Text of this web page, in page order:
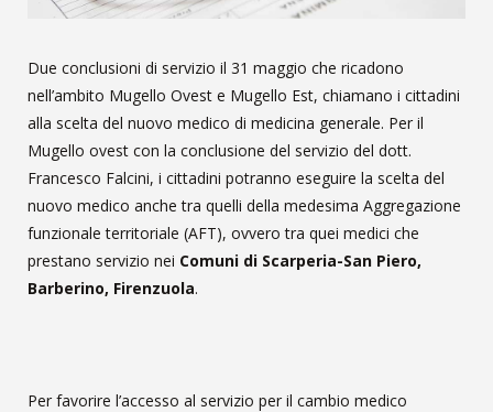
Due conclusioni di servizio il 31 maggio che ricadono
nell’ambito Mugello Ovest e Mugello Est, chiamano i cittadini
alla scelta del nuovo medico di medicina generale. Per il
Mugello ovest con la conclusione del servizio del dott.
Francesco Falcini, i cittadini potranno eseguire la scelta del
nuovo medico anche tra quelli della medesima Aggregazione
funzionale territoriale (AFT), ovvero tra quei medici che
prestano servizio nei Comuni di Scarperia-San Piero,
Barberino, Firenzuola.
Per favorire l’accesso al servizio per il cambio medico